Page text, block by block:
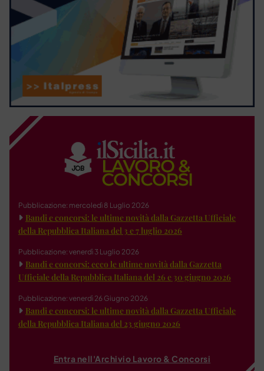
Pubblicazione: mercoledì 8 Luglio 2026
Bandi e concorsi: le ultime novità dalla Gazzetta Ufficiale
della Repubblica Italiana del 3 e 7 luglio 2026
Pubblicazione: venerdì 3 Luglio 2026
Bandi e concorsi: ecco le ultime novità dalla Gazzetta
Ufficiale della Repubblica Italiana del 26 e 30 giugno 2026
Pubblicazione: venerdì 26 Giugno 2026
Bandi e concorsi: le ultime novità dalla Gazzetta Ufficiale
della Repubblica Italiana del 23 giugno 2026
Entra nell'Archivio Lavoro & Concorsi